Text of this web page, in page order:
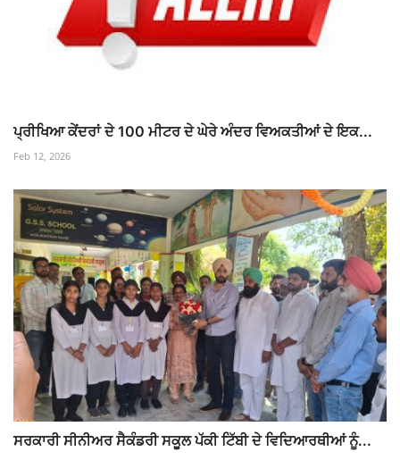
ਪ੍ਰੀਖਿਆ ਕੇਂਦਰਾਂ ਦੇ 100 ਮੀਟਰ ਦੇ ਘੇਰੇ ਅੰਦਰ ਵਿਅਕਤੀਆਂ ਦੇ ਇਕ...
Feb 12, 2026
ਸਰਕਾਰੀ ਸੀਨੀਅਰ ਸੈਕੰਡਰੀ ਸਕੂਲ ਪੱਕੀ ਟਿੱਬੀ ਦੇ ਵਿਦਿਆਰਥੀਆਂ ਨੂੰ...